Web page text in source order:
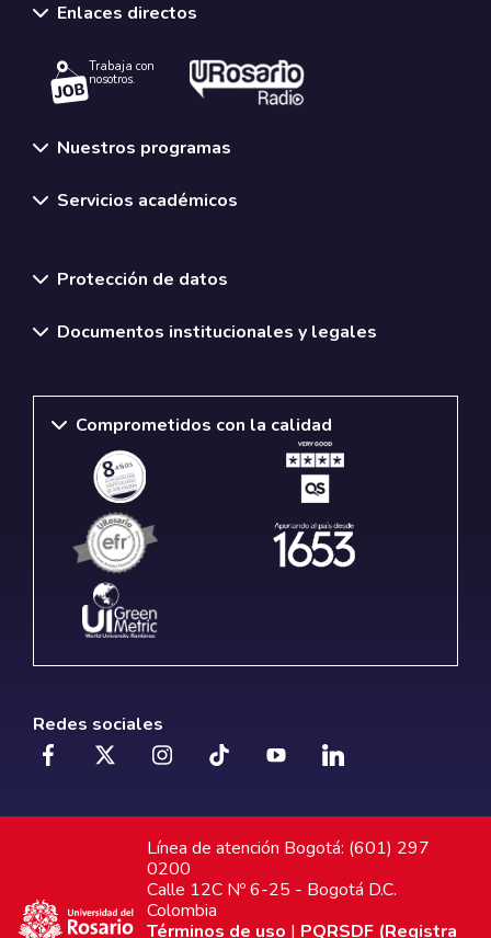
Enlaces directos
Trabaja con
nosotros.
Nuestros programas
Servicios académicos
Protección de datos
Documentos institucionales y legales
Comprometidos con la calidad
Redes sociales
Línea de atención Bogotá: (601) 297
0200
Calle 12C Nº 6-25 - Bogotá D.C.
Colombia
Términos de uso | PQRSDF (Registra